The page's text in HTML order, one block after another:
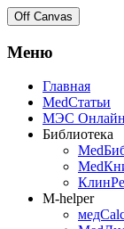
Off Canvas
Меню
Главная
MedСтатьи
МЭС Онлайн
Библиотека
M-helper